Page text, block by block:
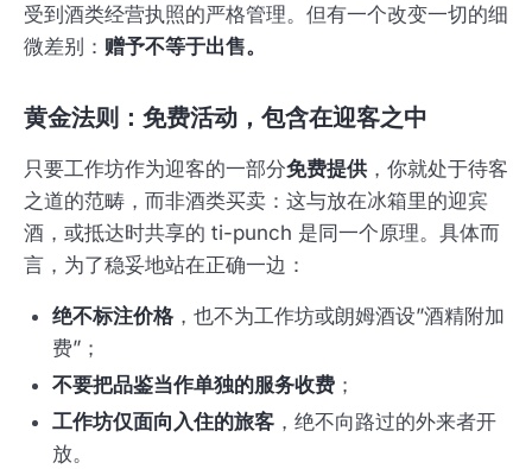
受到酒类经营执照的严格管理。但有一个改变一切的细
微差别： 赠予不等于出售。
黄金法则：免费活动，包含在迎客之中
只要工作坊作为迎客的一部分免费提供，你就处于待客
之道的范畴，而非酒类买卖：这与放在冰箱里的迎宾
酒，或抵达时共享的 ti-punch 是同一个原理。具体而
言，为了稳妥地站在正确一边：
绝不标注价格 ，也不为工作坊或朗姆酒设”酒精附加
费”；
不要把品鉴当作单独的服务收费 ；
工作坊仅面向入住的旅客 ，绝不向路过的外来者开
放。